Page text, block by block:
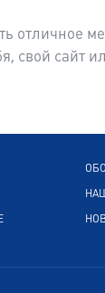
отличное
свой сайт